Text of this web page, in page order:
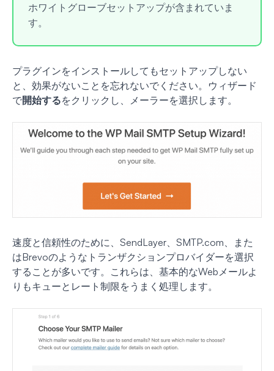
ホワイトグローブセットアップが含まれていま
す。
プラグインをインストールしてもセットアップしない
と、効果がないことを忘れないでください。ウィザード
で開始するをクリックし、メーラーを選択します。
速度と信頼性のために、SendLayer、SMTP.com、また
はBrevoのようなトランザクションプロバイダーを選択
することが多いです。これらは、基本的なWebメールよ
りもキューとレート制限をうまく処理します。